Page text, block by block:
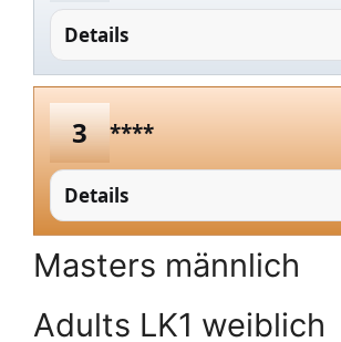
Details
3 ****
Details
Masters männlich
Adults LK1 weiblich